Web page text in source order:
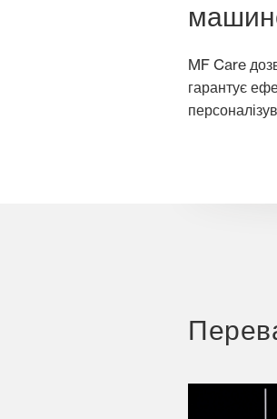
MF Care
гарантує